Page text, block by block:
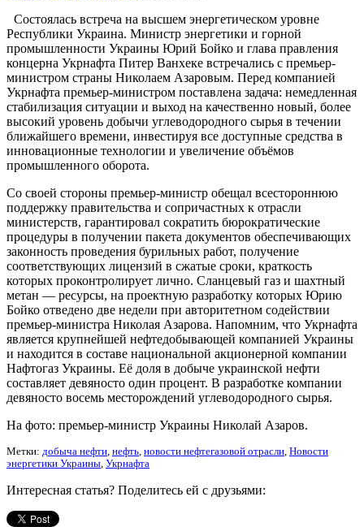
Состоялась встреча на высшем энергетическом уровне
Республики Украина. Министр энергетики и горной
промышленности Украины Юрий Бойко и глава правления
концерна Укрнафта Питер Ванхеке встречались с премьер-
министром страны Николаем Азаровым. Перед компанией
Укрнафта премьер-министром поставлена задача: немедленная
стабилизация ситуации и выход на качественно новый, более
высокий уровень добычи углеводородного сырья в течении
ближайшего времени, инвестируя все доступные средства в
инновационные технологии и увеличение объёмов
промышленного оборота.
Со своей стороны премьер-министр обещал всестороннюю
поддержку правительства и сопричастных к отрасли
министерств, гарантировал сократить бюрократические
процедуры в получении пакета документов обеспечивающих
законность проведения бурильных работ, получение
соответствующих лицензий в сжатые сроки, краткость
которых проконтролирует лично. Сланцевый газ и шахтный
метан — ресурсы, на проектную разработку которых Юрию
Бойко отведено две недели при авторитетном содействии
премьер-министра Николая Азарова. Напомним, что Укрнафта
является крупнейшей нефтедобывающей компанией Украины
и находится в составе национальной акционерной компании
Нафтогаз Украины. Её доля в добыче украинской нефти
составляет девяносто один процент. В разработке компании
девяносто восемь месторождений углеводородного сырья.
На фото: премьер-министр Украины Николай Азаров.
Метки: добыча нефти, нефть, новости нефтегазовой отрасли, Новости
энергетики Украины, Укрнафта
Интересная статья? Поделитесь ей с друзьями: